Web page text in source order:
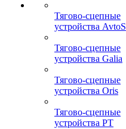
Тягово-сцепные
устройства AvtoS
Тягово-сцепные
устройства Galia
Тягово-сцепные
устройства Oris
Тягово-сцепные
устройства PT